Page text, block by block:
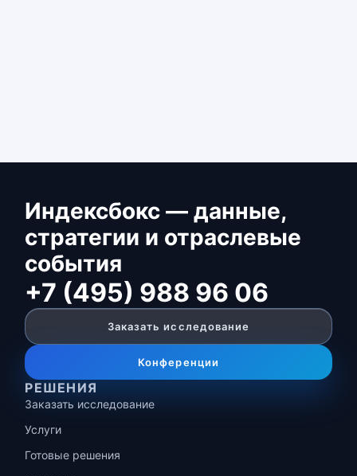
Индексбокс — данные,
стратегии и отраслевые
события
+7 (495) 988 96 06
Заказать исследование
Конференции
РЕШЕНИЯ
Заказать исследование
Услуги
Готовые решения